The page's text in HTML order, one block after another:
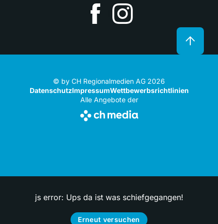
© by CH Regionalmedien AG 2026
DatenschutzImpressumWettbewerbsrichtlinien
Alle Angebote der
js error: Ups da ist was schiefgegangen!
Erneut versuchen